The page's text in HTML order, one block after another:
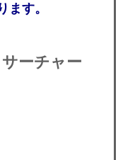
す。
ーチャー